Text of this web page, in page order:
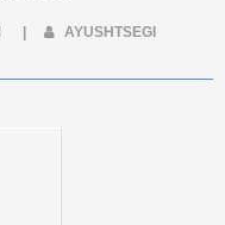
AYUSHTSEGI